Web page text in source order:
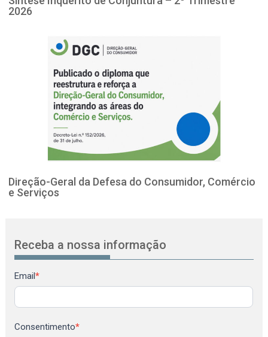
2026
Direção-Geral da Defesa do Consumidor, Comércio
e Serviços
Receba a nossa informação
Newsletter
Email*
Consentimento*